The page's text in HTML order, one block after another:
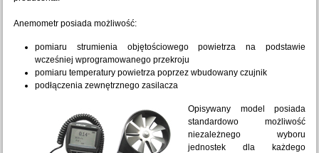
Anemometr posiada możliwość:
pomiaru strumienia objętościowego powietrza na podstawie
wcześniej wprogramowanego przekroju
pomiaru temperatury powietrza poprzez wbudowany czujnik
podłączenia zewnętrznego zasilacza
Opisywany model posiada
standardowo możliwość
niezależnego wyboru
jednostek dla każdego